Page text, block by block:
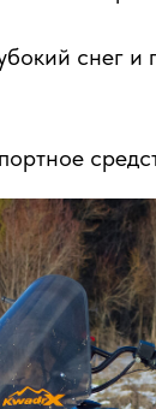
снег и